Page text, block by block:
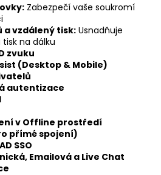
Zabezpečí vaše soukromí
a vzdálený tisk: Usnadňuje
na dálku
zvuku
(Desktop & Mobile)
autentizace
v Offline prostředí
přímé spojení)
SSO
Emailová a Live Chat